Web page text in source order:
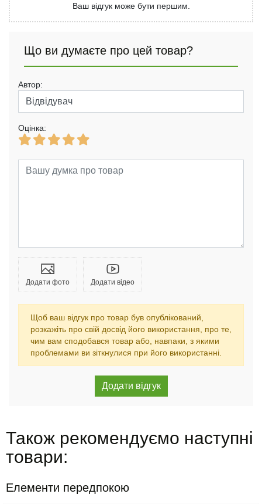
Ваш відгук може бути першим.
Що ви думаєте про цей товар?
Автор:
Оцінка:
Додати фото Додати відео
Щоб ваш відгук про товар був опублікований,
розкажіть про свій досвід його використання, про те,
чим вам сподобався товар або, навпаки, з якими
проблемами ви зіткнулися при його використанні.
Також рекомендуємо наступні
товари:
Елементи передпокою